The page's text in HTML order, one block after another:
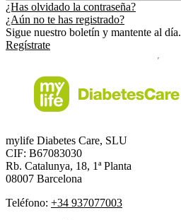
¿Has olvidado la contraseña?
¿Aún no te has registrado?
Sigue nuestro boletín y mantente al día.
Regístrate
mylife Diabetes Care, SLU
CIF: B67083030
Rb. Catalunya, 18, 1ª Planta
08007 Barcelona
Teléfono: +34 937077003